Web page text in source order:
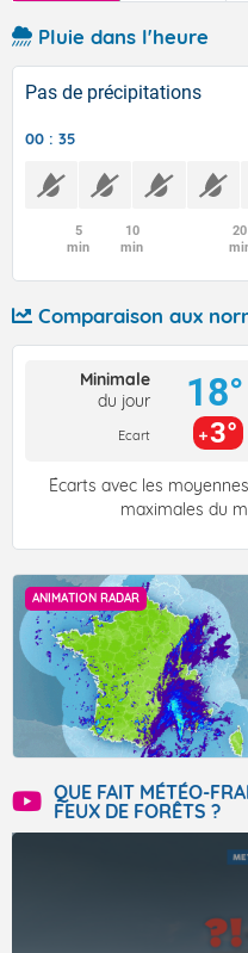
Pluie dans l'heure
Pas de précipitations
00 : 35
5
min
10
min
20
Comparaison aux
Minimale
du jour
Ecart
18°
3°
Écarts avec les
maximales du
ANIMATION RADAR
QUE FAIT MÉTÉO-
FEUX DE FORÊTS ?